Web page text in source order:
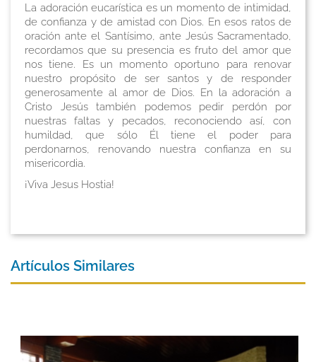
La adoración eucarística es un momento de intimidad,
de confianza y de amistad con Dios. En esos ratos de
oración ante el Santísimo, ante Jesús Sacramentado,
recordamos que su presencia es fruto del amor que
nos tiene. Es un momento oportuno para renovar
nuestro propósito de ser santos y de responder
generosamente al amor de Dios. En la adoración a
Cristo Jesús también podemos pedir perdón por
nuestras faltas y pecados, reconociendo así, con
humildad, que sólo Él tiene el poder para
perdonarnos, renovando nuestra confianza en su
misericordia.
¡Viva Jesus Hostia!
Artículos Similares